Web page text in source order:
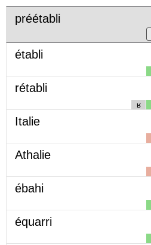
préétabli
établi
rétabli
ʁ
Italie
Athalie
ébahi
équarri